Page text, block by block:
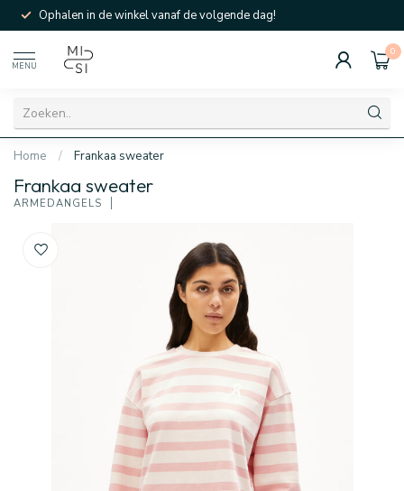
Ophalen in de winkel vanaf de volgende dag!
MENU
0
Home / Frankaa sweater
Frankaa sweater
ARMEDANGELS